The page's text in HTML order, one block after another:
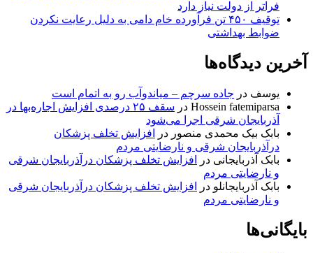
فراتر از دولت نیاز دارد
توقیف ۴۵۰ تن فرآورده خام دامی به دلیل رعایت نکردن
ضوابط بهداشتی
آخرین دیدگاه‌ها
یوسف در جاده سرچم – میاندوآب رو به اتمام است
Hossein fatemiparsa در
سقف ۲۵ درصدی افزایش اجاره‌بها در
آذربایجان شرقی اجرا می‌شود
بابک بیک محمدی منصور در
افزایش تخلف پزشکان
درآذربایجان شرقی و نارضایتی مردم
بابک آذربایجانی در
افزایش تخلف پزشکان درآذربایجان شرقی
و نارضایتی مردم
بابک آذربایجانلو در
افزایش تخلف پزشکان درآذربایجان شرقی
و نارضایتی مردم
بایگانی‌ها